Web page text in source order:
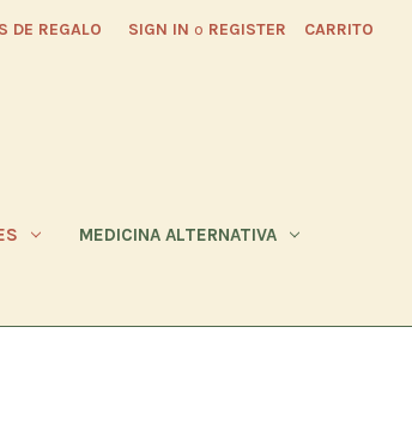
DE REGALO SIGN IN o REGISTER CARRITO
MEDICINA ALTERNATIVA